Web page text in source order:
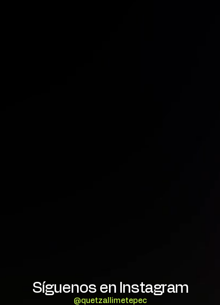
Síguenos en Instagram
@quetzallimetepec